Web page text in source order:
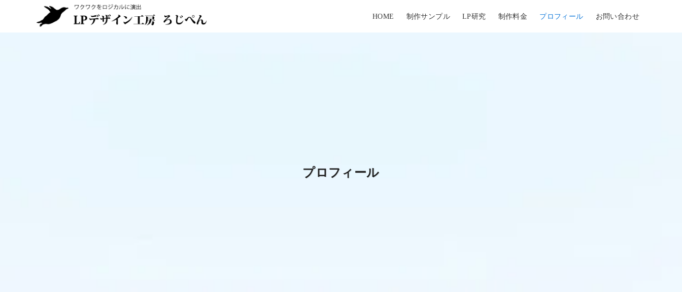
HOME 制作サンプル LP研究 制作料金 プロフィール お問い合わせ
プロフィール